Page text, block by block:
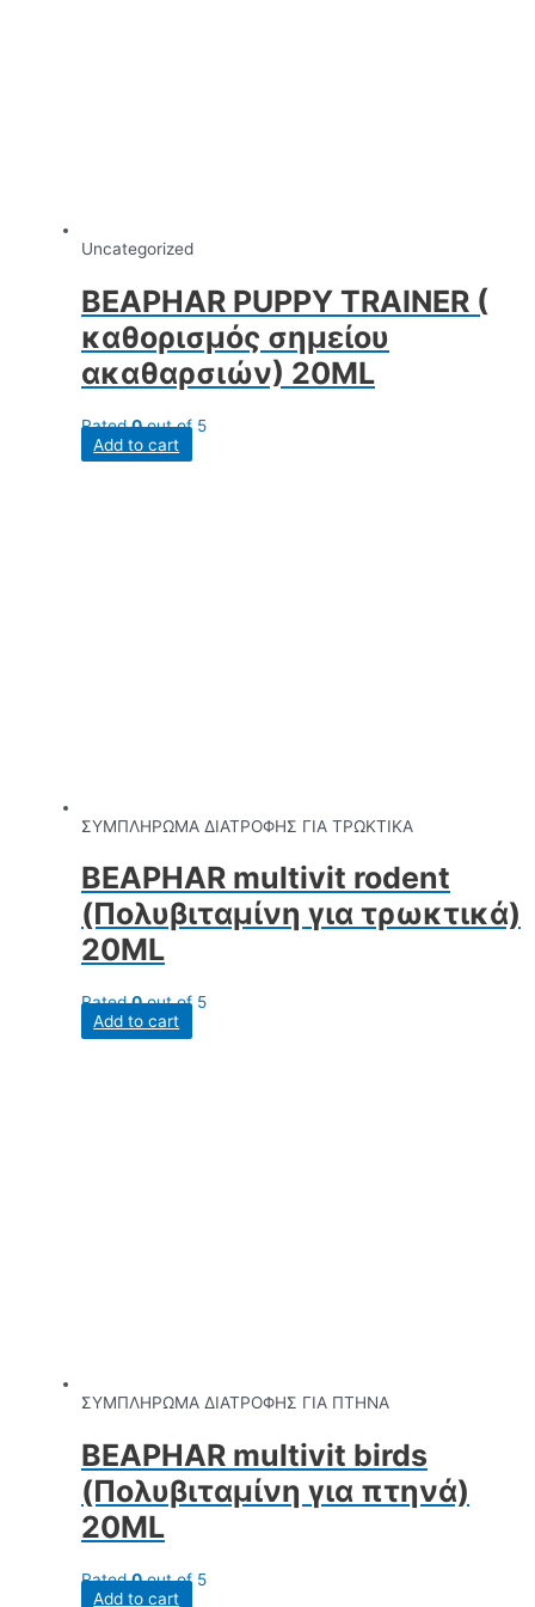
Uncategorized
BEAPHAR PUPPY TRAINER (
καθορισμός σημείου
ακαθαρσιών) 20ML
Rated0out of 5
Add to cart
ΣΥΜΠΛΗΡΩΜΑ ΔΙΑΤΡΟΦΗΣ ΓΙΑ ΤΡΩΚΤΙΚΑ
BEAPHAR multivit rodent
(Πολυβιταμίνη για τρωκτικά)
20ML
Rated0out of 5
Add to cart
ΣΥΜΠΛΗΡΩΜΑ ΔΙΑΤΡΟΦΗΣ ΓΙΑ ΠΤΗΝΑ
BEAPHAR multivit birds
(Πολυβιταμίνη για πτηνά)
20ML
Rated0out of 5
Add to cart